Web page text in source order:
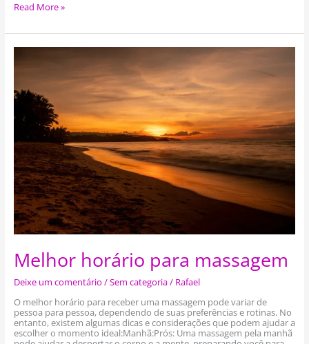
Read More »
Melhor horário para massagem
Deixe um comentário /Sem categoria/ Rafael
O melhor horário para receber uma massagem pode variar de
pessoa para pessoa, dependendo de suas preferências e rotinas. No
entanto, existem algumas dicas e considerações que podem ajudar a
escolher o momento ideal:Manhã:Prós: Uma massagem pela manhã
Melhor
horário
massagem